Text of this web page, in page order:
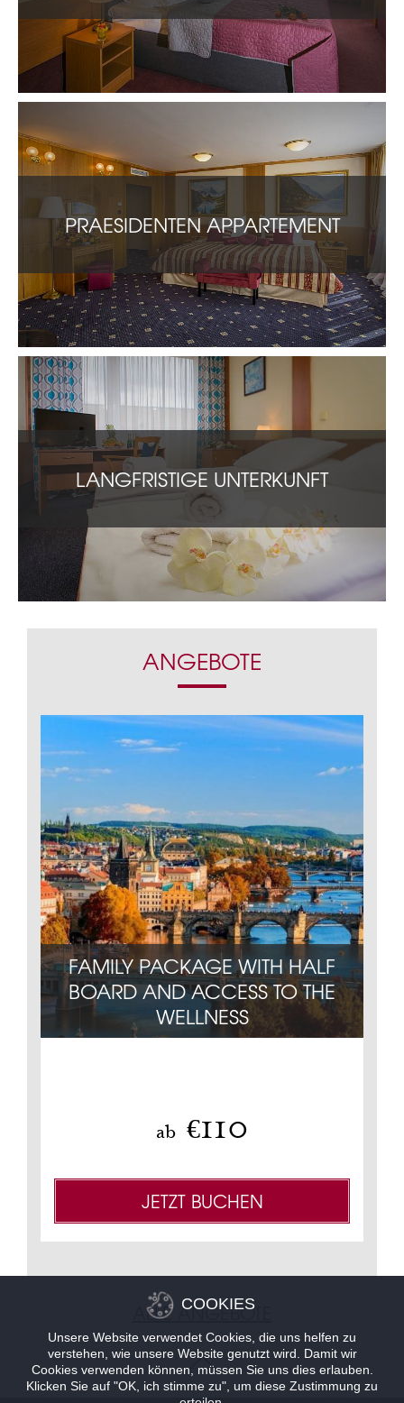
PRAESIDENTEN APPARTEMENT
LANGFRISTIGE UNTERKUNFT
ANGEBOTE
FAMILY PACKAGE WITH HALF
BOARD AND ACCESS TO THE
WELLNESS
ab €110
JETZT BUCHEN
ALLE ANGEBOTE
COOKIES
Unsere Website verwendet Cookies, die uns helfen zu
verstehen, wie unsere Website genutzt wird. Damit wir
Cookies verwenden können, müssen Sie uns dies erlauben.
Klicken Sie auf "OK, ich stimme zu", um diese Zustimmung zu